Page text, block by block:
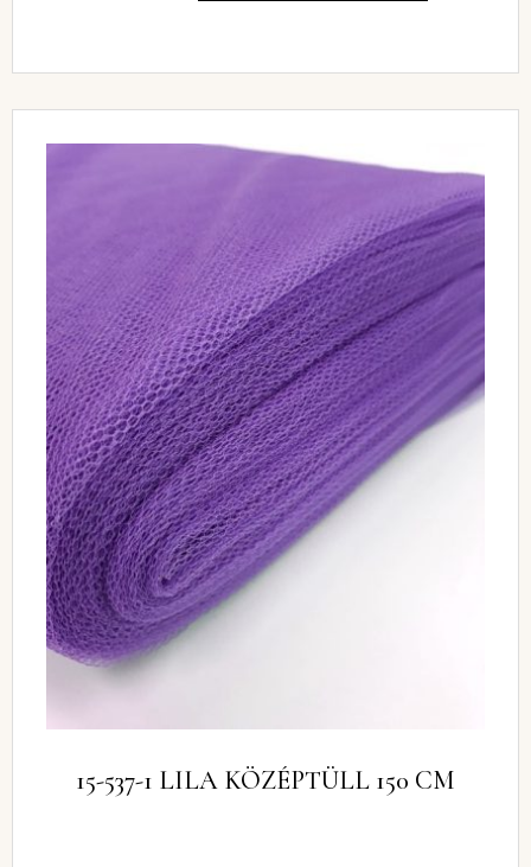
15-537-1 LILA KÖZÉPTÜLL 150 CM